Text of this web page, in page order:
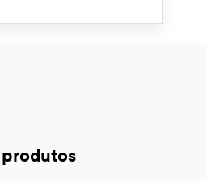
produtos